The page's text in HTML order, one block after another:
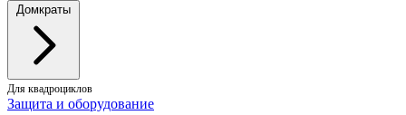
Домкраты
Для квадроциклов
Защита и оборудование